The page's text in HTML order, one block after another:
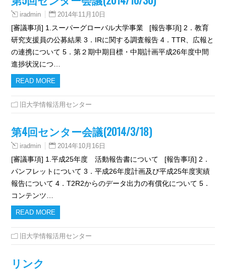
iradmin 2014年11月10日
[審議事項] 1.スーパーグローバル大学事業 [報告事項] 2．教育
研究支援員の公募結果 3．IRに関する調査報告 4．TTR、広報と
の連携について 5．第２期中期目標・中期計画平成26年度中間
進捗状況につ…
READ MORE
旧大学情報活用センター
第4回センター会議(2014/3/18)
iradmin 2014年10月16日
[審議事項] 1.平成25年度 活動報告書について [報告事項] 2．
パンフレットについて 3．平成26年度計画及び平成25年度実績
報告について 4．T2R2からのデータ出力の有償化について 5．
コンテンツ…
READ MORE
旧大学情報活用センター
リンク